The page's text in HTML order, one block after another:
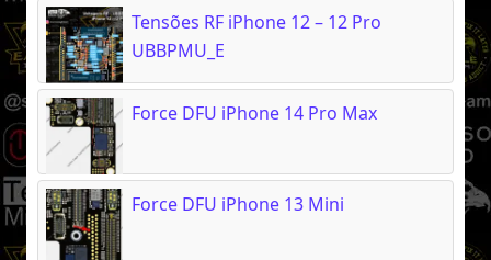
Tensões RF iPhone 12 – 12 Pro
UBBPMU_E
Force DFU iPhone 14 Pro Max
Force DFU iPhone 13 Mini